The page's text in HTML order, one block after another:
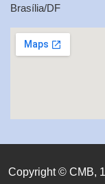
Brasília/DF
Copyright © CMB,